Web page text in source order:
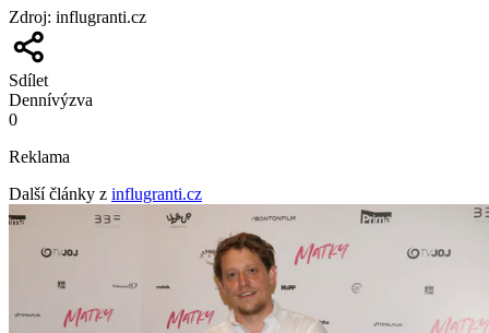
Zdroj: influgranti.cz
Sdílet
Dennívýzva
0
Reklama
Další články z influgranti.cz